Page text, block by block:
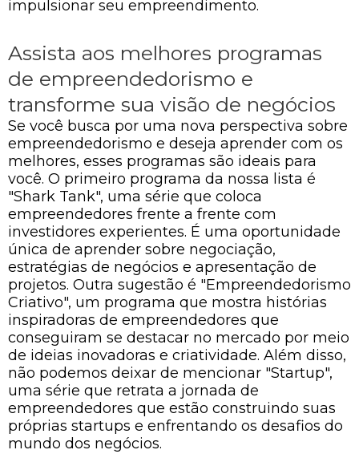
impulsionar seu empreendimento.
Assista aos melhores programas
de empreendedorismo e
transforme sua visão de negócios
Se você busca por uma nova perspectiva sobre
empreendedorismo e deseja aprender com os
melhores, esses programas são ideais para
você. O primeiro programa da nossa lista é
"Shark Tank", uma série que coloca
empreendedores frente a frente com
investidores experientes. É uma oportunidade
única de aprender sobre negociação,
estratégias de negócios e apresentação de
projetos. Outra sugestão é "Empreendedorismo
Criativo", um programa que mostra histórias
inspiradoras de empreendedores que
conseguiram se destacar no mercado por meio
de ideias inovadoras e criatividade. Além disso,
não podemos deixar de mencionar "Startup",
uma série que retrata a jornada de
empreendedores que estão construindo suas
próprias startups e enfrentando os desafios do
mundo dos negócios.